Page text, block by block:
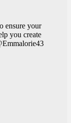
ensure your
you create